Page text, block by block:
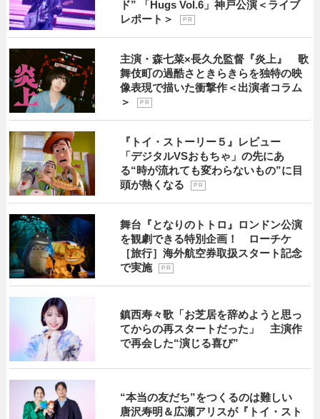
ド” 「Hugs Vol.6」神戸公演＜ライブ
レポート＞
P R
主演・森七菜×長久允監督『炎上』 歌
舞伎町の過酷さときらきらを独特の映
像表現で描いた衝撃作＜出演者コラム
＞
P R
『トイ・ストーリー５』レビュー
「デジタルVSおもちゃ」の先にあ
る“時が流れても変わらないもの”に目
頭が熱くなる
P R
舞台『となりのトトロ』ロンドン公演
を観劇できる特別企画！ ローチケ
［旅行］海外航空券取扱スタート記念
で実施
P R
鎮西寿々歌「お芝居を辞めようと思っ
てからの再スタートだった」 主演作
で再会した“演じる喜び”
“本当の友だち”をつくるのは難しい
唐沢寿明＆広瀬アリスが『トイ・スト